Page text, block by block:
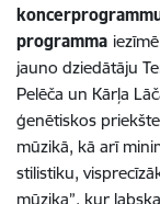
programma
jauno dziedātāju
Pelēča un Kārļa
ģenētiskos
mūzikā, kā arī
stilistiku,
mūzika”, kur